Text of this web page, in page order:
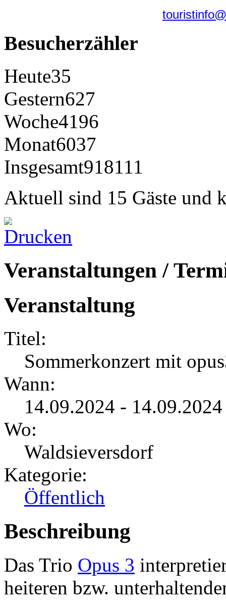
Besucherzähler
Heute35
Gestern627
Woche4196
Monat6037
Insgesamt918111
Aktuell sind 15 Gäste und
Veranstaltungen /
Veranstaltung
Titel:
Sommerkonzert mit
Wann:
14.09.2024 -
Wo:
Waldsieversdorf
Kategorie:
Öffentlich
Beschreibung
Das Trio Opus 3
heiteren bzw.